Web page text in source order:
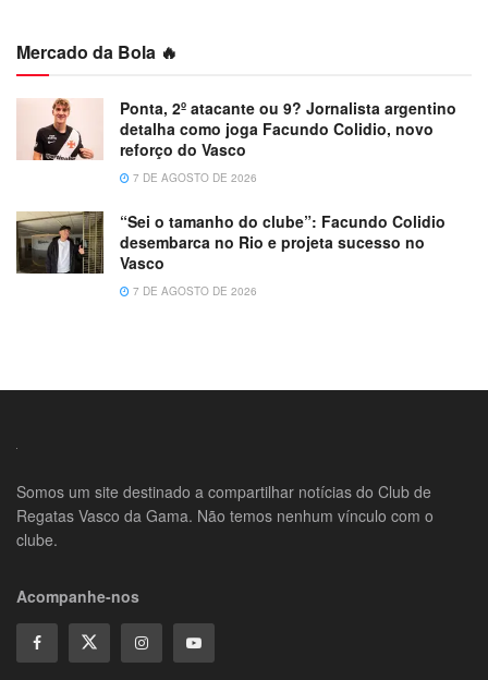
Mercado da Bola 🔥
Ponta, 2º atacante ou 9? Jornalista argentino
detalha como joga Facundo Colidio, novo
reforço do Vasco
7 DE AGOSTO DE 2026
“Sei o tamanho do clube”: Facundo Colidio
desembarca no Rio e projeta sucesso no
Vasco
7 DE AGOSTO DE 2026
Somos um site destinado a compartilhar notícias do Club de
Regatas Vasco da Gama. Não temos nenhum vínculo com o
clube.
Acompanhe-nos